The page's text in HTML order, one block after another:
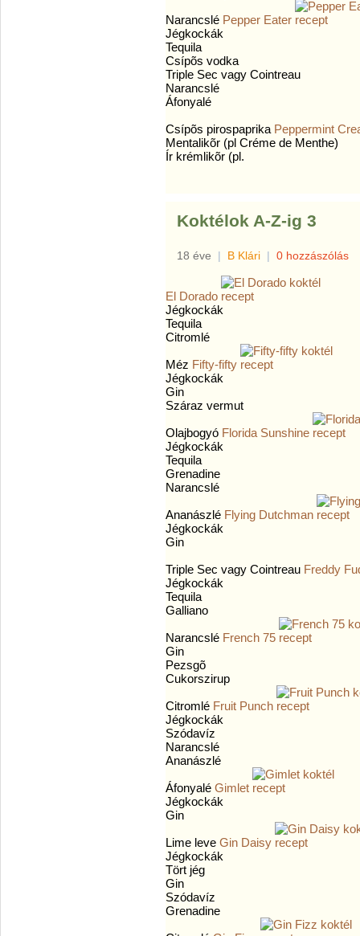
Narancslé Pepper Eater
Jégkockák
Tequila
Csípõs vodka
Triple Sec vagy Cointreau
Narancslé
Áfonyalé
Csípõs pirospaprika Peppermint
Mentalikõr (pl Créme de Menthe)
Ír krémlikõr (pl.
Koktélok A-Z-ig 3
18 éve | B Klári | 0 hozzászólás
El Dorado
Jégkockák
Tequila
Citromlé
Méz Fifty-fifty
Jégkockák
Gin
Száraz vermut
Olajbogyó Florida Sunshine
Jégkockák
Tequila
Grenadine
Narancslé
Ananászlé Flying Dutchman
Jégkockák
Gin
Triple Sec vagy Cointreau Freddy
Jégkockák
Tequila
Galliano
Narancslé French 75
Gin
Pezsgõ
Cukorszirup
Citromlé Fruit Punch
Jégkockák
Szódavíz
Narancslé
Ananászlé
Áfonyalé Gimlet
Jégkockák
Gin
Lime leve Gin Daisy
Jégkockák
Tört jég
Gin
Szódavíz
Grenadine